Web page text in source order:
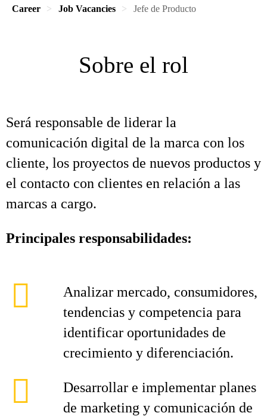
Career Job Vacancies Jefe de Producto
Sobre el rol
Será responsable de liderar la
comunicación digital de la marca con los
cliente, los proyectos de nuevos productos y
el contacto con clientes en relación a las
marcas a cargo.
Principales responsabilidades:
Analizar mercado, consumidores,
tendencias y competencia para
identificar oportunidades de
crecimiento y diferenciación.
Desarrollar e implementar planes
de marketing y comunicación de